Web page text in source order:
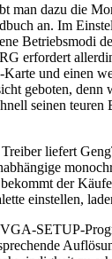
man dazu die
an. Im
Betriebsmodi
erfordert
und einen
geboten, denn
seinen teuren
liefert
der
einstellen,
SETUP-